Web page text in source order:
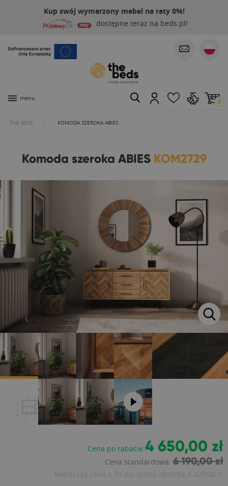
Kup swój wymarzony mebel na raty 0%!
dostępne teraz na beds.pl!
menu 0
THE BEDS KOMODA SZEROKA ABIES
Komoda szeroka ABIES KOM2729
Cena po rabacie 4 650,00 zł
Cena standardowa: 6 190,00 zł
Najniższa cena z 30 dni przed obniżką 4 420,00 zł